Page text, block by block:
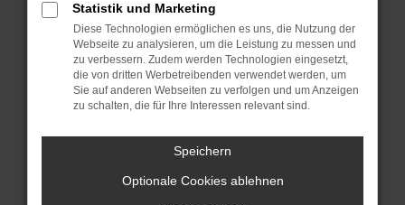
Betriebssystem auf dem neuesten Stand
sind.
Veraltete Software birgt nicht nur ein
Sicherheitsrisiko, sondern kann auch dazu
führen, dass bestimmte Funktionen nicht mehr
unterstützt werden.
Wende dich an den Webseitenbetreiber.
Wenn du alle oben genannten Schritte versucht
hast, kontaktiere uns bitte. Wir werden
Statistik und Marketing
Diese Technologien ermöglichen es uns, die Nutzung der
Webseite zu analysieren, um die Leistung zu messen und
zu verbessern. Zudem werden Technologien eingesetzt,
die von dritten Werbetreibenden verwendet werden, um
Sie auf anderen Webseiten zu verfolgen und um Anzeigen
zu schalten, die für Ihre Interessen relevant sind.
Speichern
Optionale Cookies ablehnen